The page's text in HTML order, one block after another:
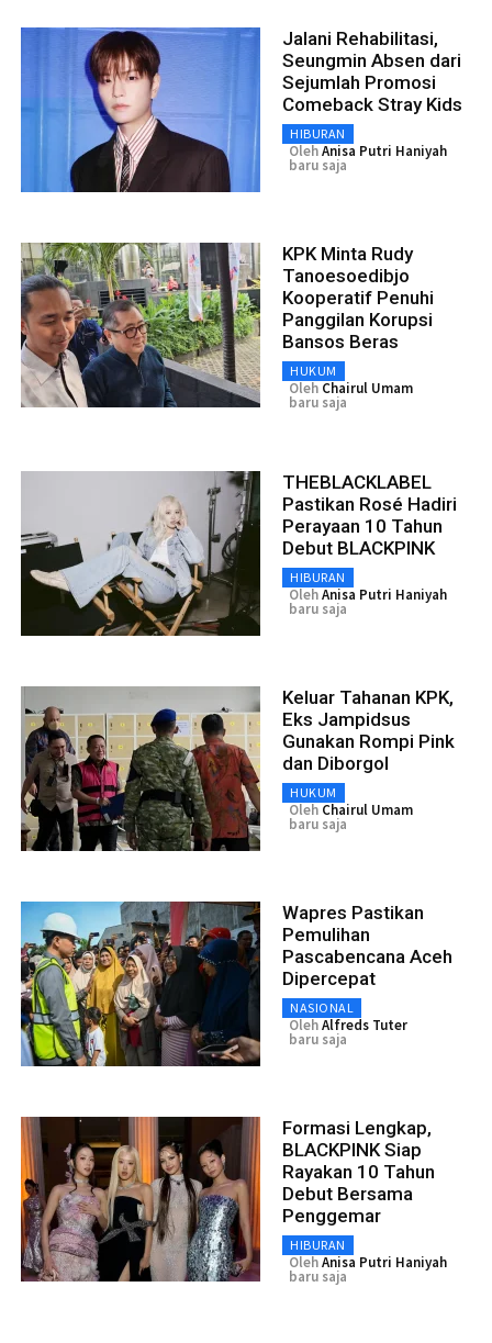
Jalani Rehabilitasi,
Seungmin Absen dari
Sejumlah Promosi
Comeback Stray Kids
HIBURAN
OlehAnisa Putri Haniyah
baru saja
KPK Minta Rudy
Tanoesoedibjo
Kooperatif Penuhi
Panggilan Korupsi
Bansos Beras
HUKUM
Oleh Chairul Umam
baru saja
THEBLACKLABEL
Pastikan Rosé Hadiri
Perayaan 10 Tahun
Debut BLACKPINK
HIBURAN
OlehAnisa Putri Haniyah
baru saja
Keluar Tahanan KPK,
Eks Jampidsus
Gunakan Rompi Pink
dan Diborgol
HUKUM
Oleh Chairul Umam
baru saja
Wapres Pastikan
Pemulihan
Pascabencana Aceh
Dipercepat
NASIONAL
OlehAlfreds Tuter
baru saja
Formasi Lengkap,
BLACKPINK Siap
Rayakan 10 Tahun
Debut Bersama
Penggemar
HIBURAN
OlehAnisa Putri Haniyah
baru saja